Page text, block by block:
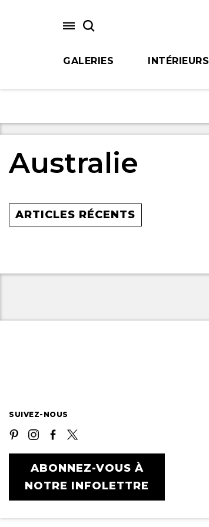
GALERIES INTÉRIEURS
Australie
ARTICLES RÉCENTS
SUIVEZ-NOUS
ABONNEZ-VOUS À
NOTRE INFOLETTRE